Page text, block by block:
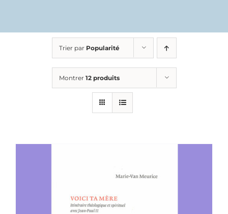
Trier par Popularité
Montrer 12 produits